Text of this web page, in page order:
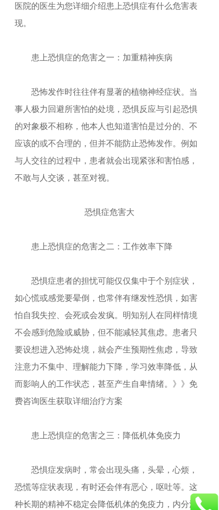
医院的医生为您详细介绍患上恐惧症有什么危害表
现。
患上恐惧症的危害之一：加重精神疾病
恐怖发作时往往伴有显著的植物神经症状。当
事人极力回避所害怕的处境，恐惧反应与引起恐惧
的对象极不相称，他本人也知道害怕是过分的、不
应该的或不合理的，但并不能防止恐怖发作。例如
与人交往的过程中，患者就会出现紧张和害怕感，
不敢与人交谈，甚至对视。
恐惧症危害大
患上恐惧症的危害之二：工作效率下降
恐惧症患者的担忧可能仅仅集中于个别症状，
如心慌或感觉要晕倒，也常伴有继发性恐惧，如害
怕自我失控、会死或会发疯。明知别人在同样情境
不会感到危险或威胁，但不能减轻其焦虑。患者只
要设想进入恐怖处境，就会产生预期性焦虑，导致
注意力不集中、理解能力下降，学习效率降低，从
而影响人的工作状态，甚至产生自卑情绪。》》免
费咨询医生获取详细治疗方案
患上恐惧症的危害之三：降低机体免疫力
恐惧症发病时，常会出现头痛，头晕，心烦，
恐慌等症状表现，有时还会伴有恶心，呕吐等。这
种长期的精神不稳定会降低机体的免疫力，内分泌